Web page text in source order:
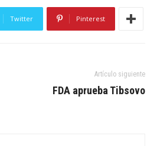
Twitter Pinterest
Artículo siguiente
FDA aprueba Tibsovo